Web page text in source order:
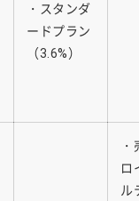
・スタンダ
ードプラン
（3.6%）
ロ
ル